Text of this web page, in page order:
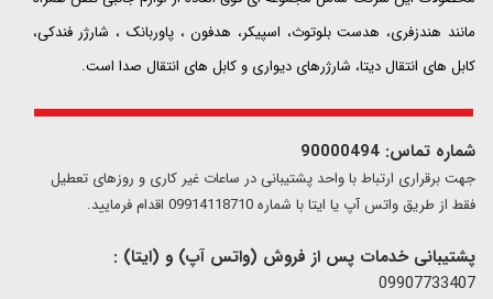
مانند هندزفری، هدست بلوتوث، اسپیکر، هدفون ، پاوربانک ، شارژر فندکی،
کابل های انتقال دیتا، شارژرهای دیواری و کابل های انتقال صدا است.
شماره تماس: 90000494
​​جهت برقراری ارتباط با واحد پشتیبانی در ساعات غیر کاری و روزهای تعطیل
فقط از طریق واتس آپ یا ایتا با شماره 09914118710 اقدام فرمایید.
پشتیبانی خدمات پس از فروش (واتس آپ) و (ایتا) :
09907733407